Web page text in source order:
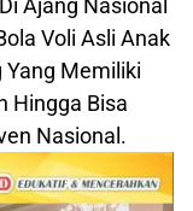
Voli Asli Anak
Yang Memiliki
Hingga Bisa
Nasional.